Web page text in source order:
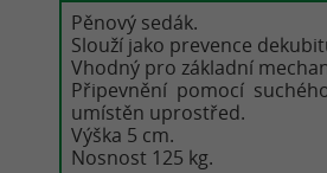
Pěnový sedák.
Slouží jako prevence
Vhodný pro základní
Připevnění pomocí
umístěn uprostřed.
Výška 5 cm.
Nosnost 125 kg.